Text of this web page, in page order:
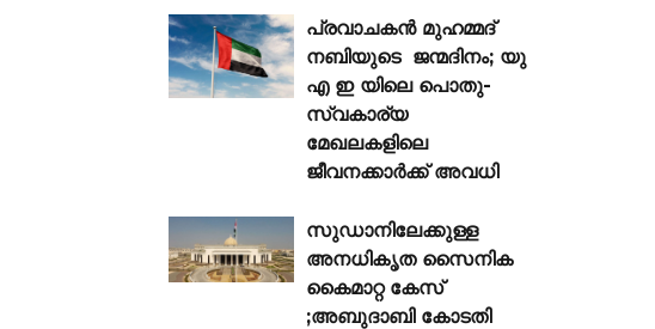
പ്രവാചകൻ മുഹമ്മദ്
നബിയുടെ ജന്മദിനം; യു
എ ഇ യിലെ പൊതു-
സ്വകാര്യ
മേഖലകളിലെ
ജീവനക്കാർക്ക് അവധി
സുഡാനിലേക്കുള്ള
അനധികൃത സൈനിക
കൈമാറ്റ കേസ്
;അബുദാബി കോടതി